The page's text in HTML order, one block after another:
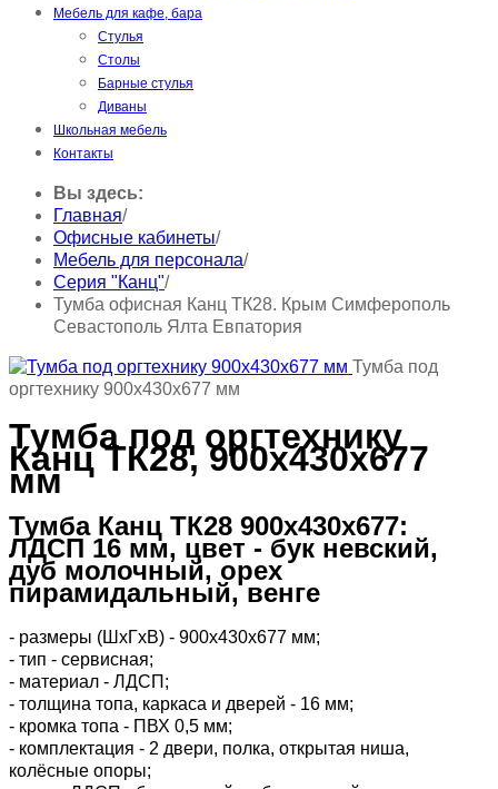
Мебель для кафе, бара
Стулья
Столы
Барные стулья
Диваны
Школьная мебель
Контакты
Вы здесь:
Главная/
Офисные кабинеты/
Мебель для персонала/
Серия "Канц"/
Тумба офисная Канц ТК28. Крым Симферополь
Севастополь Ялта Евпатория
Тумба под
оргтехнику 900х430х677 мм
Тумба под оргтехнику
Канц ТК28, 900х430х677
мм
Тумба Канц ТК28 900х430х677:
ЛДСП 16 мм, цвет - бук невский,
дуб молочный, орех
пирамидальный, венге
- размеры (ШхГхВ) - 900х430х677 мм;
- тип - сервисная;
- материал - ЛДСП;
- толщина топа, каркаса и дверей - 16 мм;
- кромка топа - ПВХ 0,5 мм;
- комплектация - 2 двери, полка, открытая ниша,
колёсные опоры;